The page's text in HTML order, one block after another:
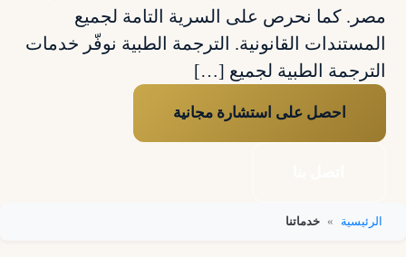
مصر. كما نحرص على السرية التامة لجميع
المستندات القانونية. الترجمة الطبية نوفّر خدمات
الترجمة الطبية لجميع […]
احصل على استشارة مجانية
الرئيسية » خدماتنا